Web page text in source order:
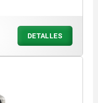
DETALLES